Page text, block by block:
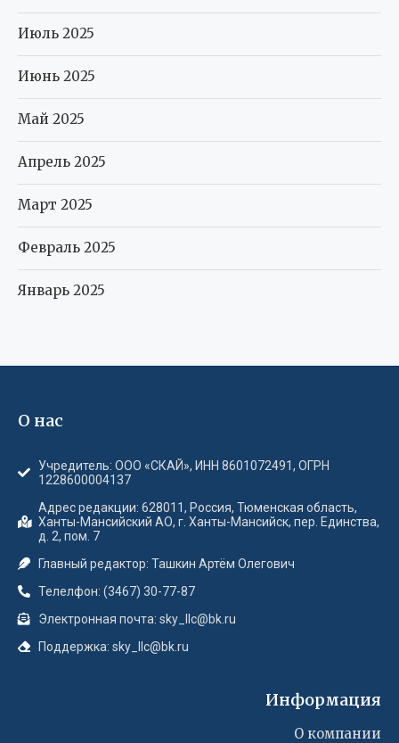
Июль 2025
Июнь 2025
Май 2025
Апрель 2025
Март 2025
Февраль 2025
Январь 2025
О нас
Учредитель: ООО «СКАЙ», ИНН 8601072491, ОГРН
1228600004137
Адрес редакции: 628011, Россия, Тюменская область,
Ханты-Мансийский АО, г. Ханты-Мансийск, пер. Единства,
д. 2, пом. 7
Главный редактор: Ташкин Артём Олегович
Телелфон: (3467) 30-77-87
Электронная почта: sky_llc@bk.ru
Поддержка: sky_llc@bk.ru
Информация
О компании